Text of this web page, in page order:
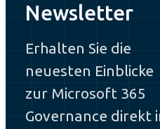
Newsletter
Erhalten Sie die
neuesten Einblicke
zur Microsoft 365
Governance direkt